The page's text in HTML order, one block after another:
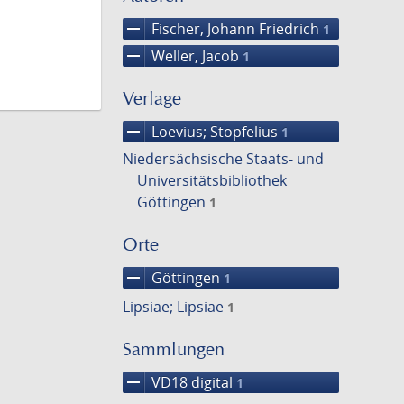
remove Fischer, Johann Friedrich 1
remove Weller, Jacob 1
Verlage
remove Loevius; Stopfelius 1
Niedersächsische Staats- und
Universitätsbibliothek
Göttingen 1
Orte
remove Göttingen 1
Lipsiae; Lipsiae 1
Sammlungen
remove VD18 digital 1